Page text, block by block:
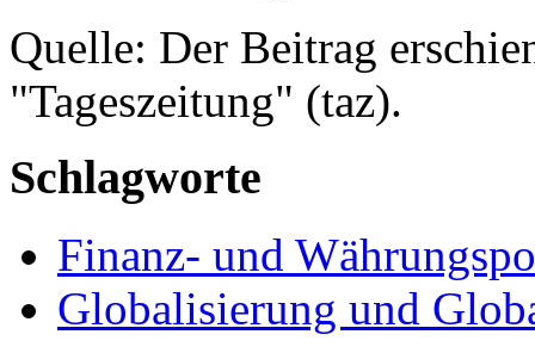
Quelle: Der Beitrag
"Tageszeitung" (taz).
Schlagworte
Finanz- und
Globalisierung und